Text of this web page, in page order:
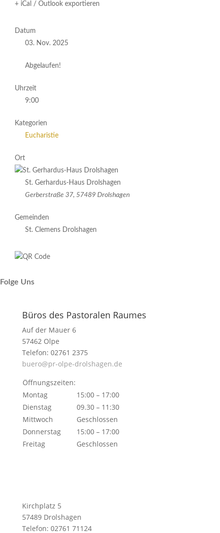
+ iCal / Outlook exportieren
Datum
03. Nov. 2025
Abgelaufen!
Uhrzeit
9:00
Kategorien
Eucharistie
Ort
St. Gerhardus-Haus Drolshagen
Gerberstraße 37, 57489 Drolshagen
Gemeinden
St. Clemens Drolshagen
Folge Uns
Büros des Pastoralen Raumes
Auf der Mauer 6
57462 Olpe
Telefon: 02761 2375
buero@pr-olpe-drolshagen.de
Öffnungszeiten:
Montag
15:00 – 17:00
Dienstag
09.30 – 11:30
Mittwoch
Geschlossen
Donnerstag
15:00 – 17:00
Freitag
Geschlossen
Kirchplatz 5
57489 Drolshagen
Telefon: 02761 71124